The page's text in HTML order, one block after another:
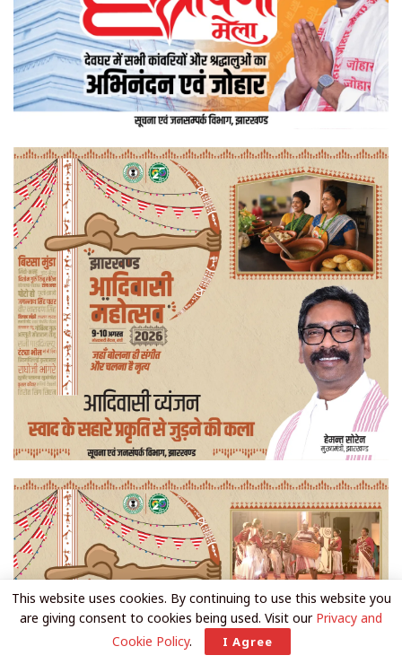
This website uses cookies. By continuing to use this website you
are giving consent to cookies being used. Visit our Privacy and
Cookie Policy. I Agree